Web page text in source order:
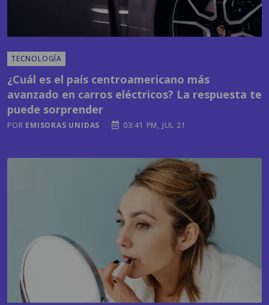
TECNOLOGÍA
¿Cuál es el país centroamericano más
avanzado en carros eléctricos? La respuesta te
puede sorprender
POR EMISORAS UNIDAS 03:41 PM, JUL 21